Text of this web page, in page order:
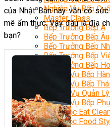
Nghiệp Vụ Bếp
Master Class
Bếp Trưởng Bếp Á
Bếp Trưởng Bếp Âu
Bếp Trưởng Bếp
Bếp Trưởng Bếp
Bếp Trưởng Bếp
Nghiệp Vụ Bếp Hàn
Nghiệp Vụ Bếp
Nghiệp Vụ Quản
Nghiệp Vụ Bếp Phụ
Khóa Học Eat
Khóa Học Food
của Nhật Bản này vẫn có
mê ẩm thực. Vậy đâu là địa
bạn?